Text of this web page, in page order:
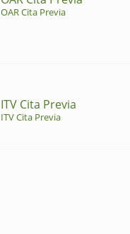
OAR Cita Previa
ITV Cita Previa
ITV Cita Previa